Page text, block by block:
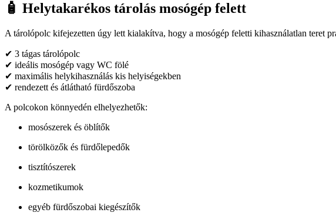
🧴 Helytakarékos tárolás mosógép felett
A tárolópolc kifejezetten úgy lett kialakítva, hogy a mosógép feletti kihasználatlan teret
✔ 3 tágas tárolópolc
✔ ideális mosógép vagy WC fölé
✔ maximális helykihasználás kis helyiségekben
✔ rendezett és átlátható fürdőszoba
A polcokon könnyedén elhelyezhetők:
mosószerek és öblítők
törölközők és fürdőlepedők
tisztítószerek
kozmetikumok
egyéb fürdőszobai kiegészítők